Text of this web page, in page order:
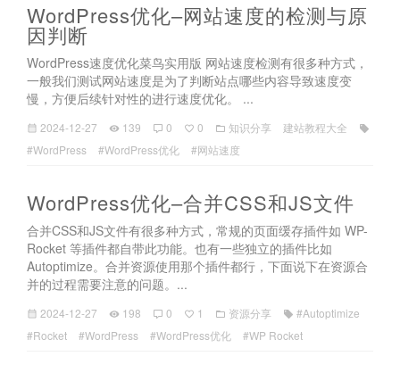
WordPress优化–网站速度的检测与原
因判断
WordPress速度优化菜鸟实用版 网站速度检测有很多种方式，
一般我们测试网站速度是为了判断站点哪些内容导致速度变
慢，方便后续针对性的进行速度优化。 ...
2024-12-27 139 0 0 知识分享
建站教程大全
#WordPress
#WordPress优化 #网站速度
WordPress优化–合并CSS和JS文件
合并CSS和JS文件有很多种方式，常规的页面缓存插件如 WP-
Rocket 等插件都自带此功能。也有一些独立的插件比如
Autoptimize。合并资源使用那个插件都行，下面说下在资源合
并的过程需要注意的问题。...
2024-12-27 198 0 1 资源分享
#Autoptimize
#Rocket
#WordPress #WordPress优化 #WP Rocket